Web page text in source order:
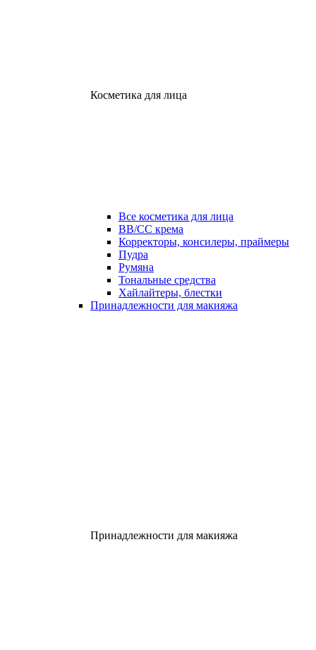
Косметика для лица
Все косметика для лица
ВВ/СС крема
Корректоры, консилеры, праймеры
Пудра
Румяна
Тональные средства
Хайлайтеры, блестки
Принадлежности для макияжа
Принадлежности для макияжа